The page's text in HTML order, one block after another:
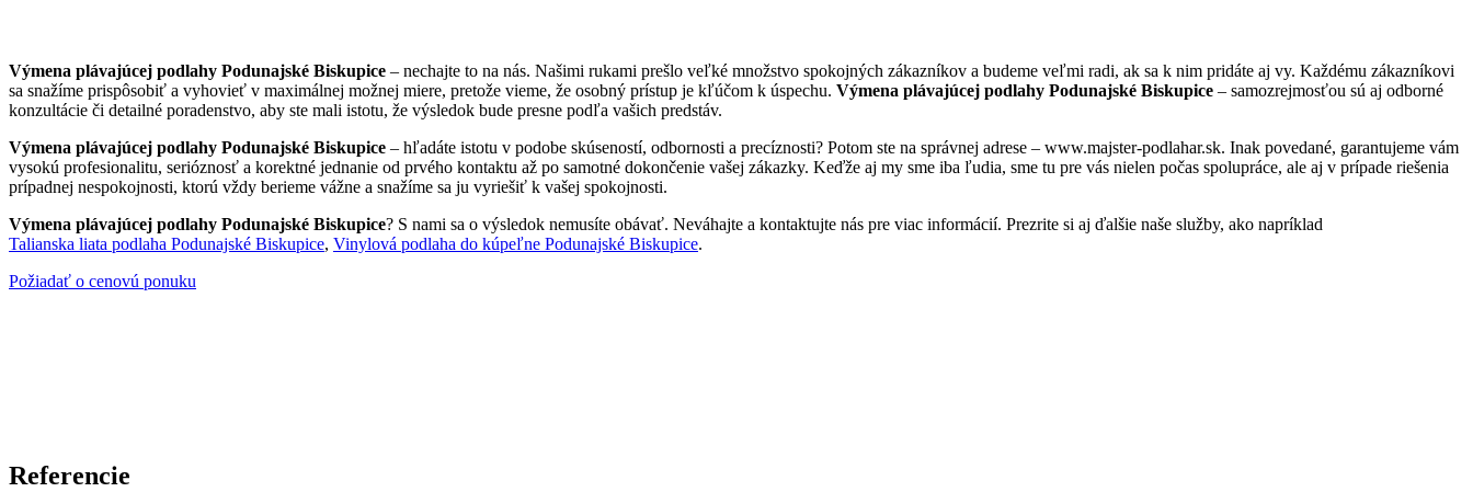
Výmena plávajúcej podlahy Podunajské Biskupice – nechajte to na nás. Našimi rukami prešlo veľké množstvo spokojných zákazníkov a budeme veľmi radi, ak sa k nim pridáte aj vy. Každému zákazníkovi
sa snažíme prispôsobiť a vyhovieť v maximálnej možnej miere, pretože vieme, že osobný prístup je kľúčom k úspechu. Výmena plávajúcej podlahy Podunajské Biskupice – samozrejmosťou sú aj odborné
konzultácie či detailné poradenstvo, aby ste mali istotu, že výsledok bude presne podľa vašich predstáv.
Výmena plávajúcej podlahy Podunajské Biskupice – hľadáte istotu v podobe skúseností, odbornosti a precíznosti? Potom ste na správnej adrese – www.majster-podlahar.sk. Inak povedané, garantujeme vám
vysokú profesionalitu, serióznosť a korektné jednanie od prvého kontaktu až po samotné dokončenie vašej zákazky. Keďže aj my sme iba ľudia, sme tu pre vás nielen počas spolupráce, ale aj v prípade riešenia
prípadnej nespokojnosti, ktorú vždy berieme vážne a snažíme sa ju vyriešiť k vašej spokojnosti.
Výmena plávajúcej podlahy Podunajské Biskupice? S nami sa o výsledok nemusíte obávať. Neváhajte a kontaktujte nás pre viac informácií. Prezrite si aj ďalšie naše služby, ako napríklad
Talianska liata podlaha Podunajské Biskupice, Vinylová podlaha do kúpeľne Podunajské Biskupice.
Požiadať o cenovú ponuku
Referencie